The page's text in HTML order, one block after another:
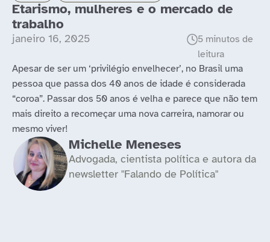
Etarismo, mulheres e o mercado de
trabalho
janeiro 16, 2025
Apesar de ser um ‘privilégio envelhecer’, no Brasil uma
pessoa que passa dos 40 anos de idade é considerada
“coroa”. Passar dos 50 anos é velha e parece que não tem
mais direito a recomeçar uma nova carreira, namorar ou
mesmo viver!
Michelle Meneses
Advogada, cientista política e autora da
newsletter "Falando de Política"